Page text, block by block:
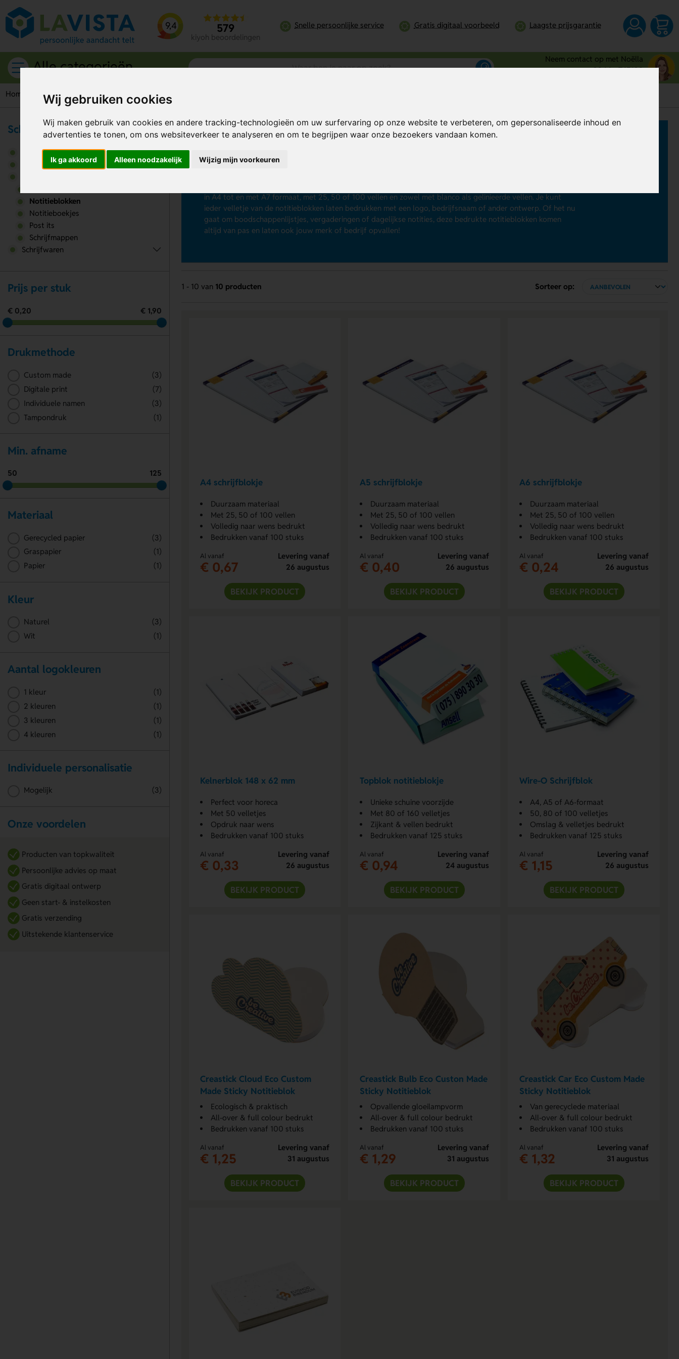
Wij gebruiken cookies
Wij maken gebruik van cookies en andere tracking-technologieën om uw surfervaring op onze website te verbeteren, om gepersonaliseerde inhoud en
advertenties te tonen, om ons websiteverkeer te analyseren en om te begrijpen waar onze bezoekers vandaan komen.
Ik ga akkoord Alleen noodzakelijk Wijzig mijn voorkeuren
9,4 579
kiyoh beoordelingen
Snelle persoonlijke service Gratis digitaal voorbeeld Laagste prijsgarantie
Alle categorieën
Neem contact op met Noëlla
0344 - 745109
Home Notities Notitieblokken
Notitieblokken bedrukken
Op zoek naar een praktisch artikel voor op kantoor of thuis dat jouw bedrijf in de schijnwerpers zet? Laat
in A4 tot en met A7 formaat, met 25, 50 of 100 vellen en zowel met blanco als gelinieerde vellen. Je kunt
ieder velletje van de notitieblokken laten bedrukken met een logo, bedrijfsnaam of ander ontwerp. Of het nu
gaat om boodschappenlijstjes, vergaderingen of dagelijkse notities, deze bedrukte notitieblokken komen
altijd van pas en laten ook jouw merk of bedrijf opvallen!
1 - 10 van 10 producten Sorteer op:
A4 schrijfblokje
Duurzaam materiaal
Met 25, 50 of 100 vellen
Volledig naar wens bedrukt
Bedrukken vanaf 100 stuks
Al vanaf
€ 0,67
Levering vanaf
26 augustus
BEKIJK PRODUCT
A5 schrijfblokje
Duurzaam materiaal
Met 25, 50 of 100 vellen
Volledig naar wens bedrukt
Bedrukken vanaf 100 stuks
Al vanaf
€ 0,40
Levering vanaf
26 augustus
BEKIJK PRODUCT
A6 schrijfblokje
Duurzaam materiaal
Met 25, 50 of 100 vellen
Volledig naar wens bedrukt
Bedrukken vanaf 100 stuks
Al vanaf
€ 0,24
Levering vanaf
26 augustus
BEKIJK PRODUCT
Kelnerblok 148 x 62 mm
Perfect voor horeca
Met 50 velletjes
Opdruk naar wens
Bedrukken vanaf 100 stuks
Al vanaf
€ 0,33
Levering vanaf
26 augustus
BEKIJK PRODUCT
Topblok notitieblokje
Unieke schuine voorzijde
Met 80 of 160 velletjes
Zijkant & vellen bedrukt
Bedrukken vanaf 125 stuks
Al vanaf
€ 0,94
Levering vanaf
24 augustus
BEKIJK PRODUCT
Wire-O Schrijfblok
A4, A5 of A6-formaat
50, 80 of 100 velletjes
Omslag & velletjes bedrukt
Bedrukken vanaf 125 stuks
Al vanaf
€ 1,15
Levering vanaf
26 augustus
BEKIJK PRODUCT
Creastick Cloud Eco Custom
Made Sticky Notitieblok
Ecologisch & praktisch
All-over & full colour bedrukt
Bedrukken vanaf 100 stuks
Al vanaf
€ 1,25
Levering vanaf
31 augustus
BEKIJK PRODUCT
Creastick Bulb Eco Custon Made
Sticky Notitieblok
Opvallende gloeilampvorm
All-over & full colour bedrukt
Bedrukken vanaf 100 stuks
Al vanaf
€ 1,29
Levering vanaf
31 augustus
BEKIJK PRODUCT
Creastick Car Eco Custom Made
Sticky Notitieblok
Van gerecyclede materiaal
All-over & full colour bedrukt
Bedrukken vanaf 100 stuks
Al vanaf
€ 1,32
Levering vanaf
31 augustus
BEKIJK PRODUCT
Schrijfwaren & Kantoor
Bureau accessoires
Kantoorartikelen
Notitieblokken
Notitieboekjes
Post its
Schrijfmappen
Schrijfwaren
Prijs per stuk
€ 0,20 € 1,90
Drukmethode
Custom made
(3)
Digitale print
(7)
Individuele namen
(3)
Tampondruk
(1)
Min. afname
50 125
Materiaal
Gerecycled papier
(3)
Graspapier
(1)
Papier
(1)
Kleur
Naturel
(3)
Wit
(1)
Aantal logokleuren
1 kleur
(1)
2 kleuren
(1)
3 kleuren
(1)
4 kleuren
(1)
Individuele personalisatie
Mogelijk (3)
Onze voordelen
Producten van topkwaliteit
Persoonlijke advies op maat
Gratis digitaal ontwerp
Geen start- & instelkosten
Gratis verzending
Uitstekende klantenservice